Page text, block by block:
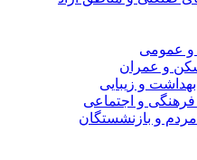
و عمومی
و عمران
و زیبایی
و اجتماعی
و بازنشستگان